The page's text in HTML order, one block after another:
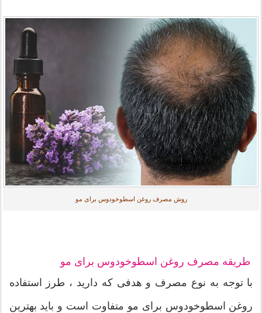
روش مصرف روغن اسطوخودوس برای مو
طریقه مصرف روغن اسطوخودوس برای مو
با توجه به نوع مصرف و هدفی که دارید ، طرز استفاده
روغن اسطوخودوس برای مو متفاوت است و باید بهترین